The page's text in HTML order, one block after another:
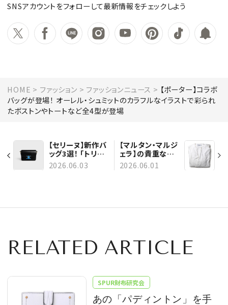
SNSアカウントをフォローして最新情報をチェックしよう
HOME ファッション ファッションニュース
【ポーター】コラボ
バッグが登場！ オーレル・シュミットのカラフルなイラストで彩られ
たボストンやトートなど全4型が登場
【セリーヌ】新作バ
ッグ3選！ 「トリオ
ンフ」「ラゲージ」
「ホーボー」が夏
2026.06.03
【マルタン・マルジ
ェラ】の貴重なパ
ーソナル・アーカ
イブピースが200
クションが開催
2026.06.01
RELATED ARTICLE
SPUR財布研究会
あの「パディントン」を手